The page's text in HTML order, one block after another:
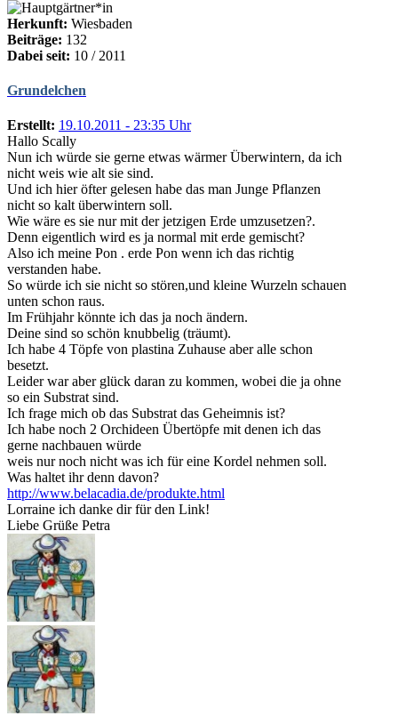
Herkunft: Wiesbaden
Beiträge: 132
Dabei seit: 10 / 2011
Grundelchen
Erstellt: 19.10.2011 - 23:35 Uhr
Hallo Scally
Nun ich würde sie gerne etwas wärmer Überwintern, da ich
nicht weis wie alt sie sind.
Und ich hier öfter gelesen habe das man Junge Pflanzen
nicht so kalt überwintern soll.
Wie wäre es sie nur mit der jetzigen Erde umzusetzen?.
Denn eigentlich wird es ja normal mit erde gemischt?
Also ich meine Pon . erde Pon wenn ich das richtig
verstanden habe.
So würde ich sie nicht so stören,und kleine Wurzeln schauen
unten schon raus.
Im Frühjahr könnte ich das ja noch ändern.
Deine sind so schön knubbelig (träumt).
Ich habe 4 Töpfe von plastina Zuhause aber alle schon
besetzt.
Leider war aber glück daran zu kommen, wobei die ja ohne
so ein Substrat sind.
Ich frage mich ob das Substrat das Geheimnis ist?
Ich habe noch 2 Orchideen Übertöpfe mit denen ich das
gerne nachbauen würde
weis nur noch nicht was ich für eine Kordel nehmen soll.
Was haltet ihr denn davon?
http://www.belacadia.de/produkte.html
Lorraine ich danke dir für den Link!
Liebe Grüße Petra